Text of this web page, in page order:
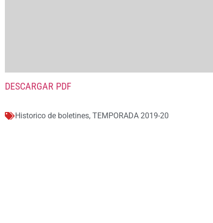
DESCARGAR PDF
Historico de boletines, TEMPORADA 2019-20